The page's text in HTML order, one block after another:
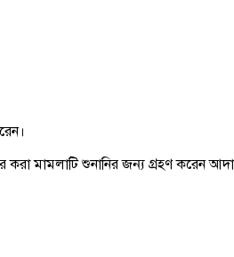
মামলাটি শুনানির জন্য গ্রহণ করেন